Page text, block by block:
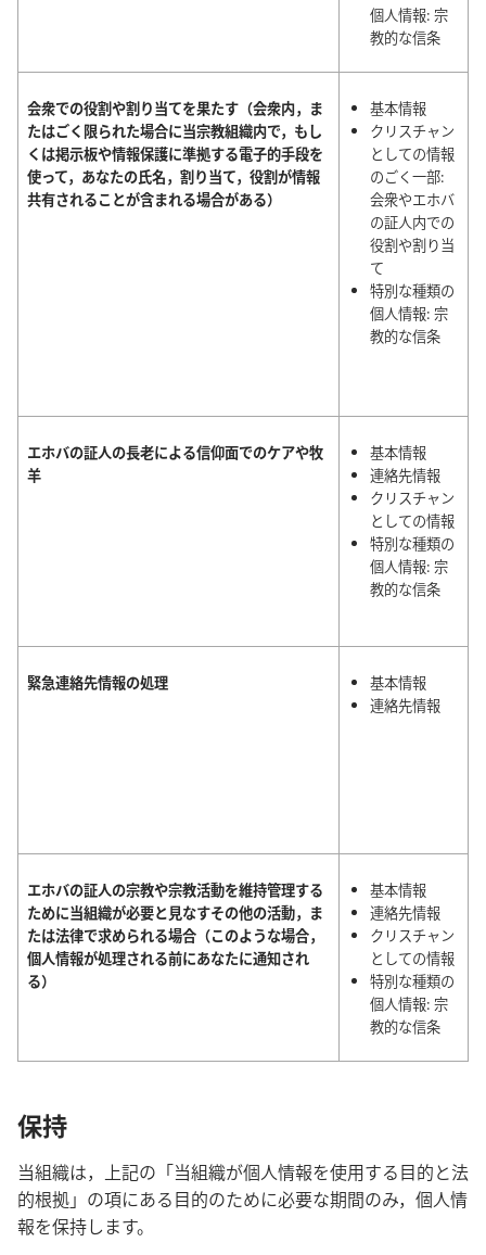
個人情報: 宗
教的な信条
会衆での役割や割り当てを果たす（会衆内，ま
たはごく限られた場合に当宗教組織内で，もし
くは掲示板や情報保護に準拠する電子的手段を
使って，あなたの氏名，割り当て，役割が情報
共有されることが含まれる場合がある）
基本情報
クリスチャン
としての情報
のごく一部:
会衆やエホバ
の証人内での
役割や割り当
て
特別な種類の
個人情報: 宗
教的な信条
エホバの証人の長老による信仰面でのケアや牧
羊
基本情報
連絡先情報
クリスチャン
としての情報
特別な種類の
個人情報: 宗
教的な信条
緊急連絡先情報の処理
基本情報
連絡先情報
エホバの証人の宗教や宗教活動を維持管理する
ために当組織が必要と見なすその他の活動，ま
たは法律で求められる場合（このような場合，
個人情報が処理される前にあなたに通知され
る）
基本情報
連絡先情報
クリスチャン
としての情報
特別な種類の
個人情報: 宗
教的な信条
保持
当組織は，上記の「当組織が個人情報を使用する目的と法
的根拠」の項にある目的のために必要な期間のみ，個人情
報を保持します。